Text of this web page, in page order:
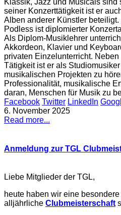
Klassik, Jazz und Musicals
seiner Konzerttätigkeit ist er
Alben anderer Künstler beteiligt.
Podless ist diplomierter
Als Diplom-Musiklehrer
Akkordeon, Klavier und
privaten Einzelunterricht.
Tätigkeit ist er als
musikalischen Projekten zu
Professionalität, musikalische
daran, Menschen für Musik zu
Facebook Twitter LinkedIn
6. November 2025
Read more...
Anmeldung zur TGL
Liebe Mitglieder der TGL,
heute haben wir eine
alljährliche Clubmeisterschaft